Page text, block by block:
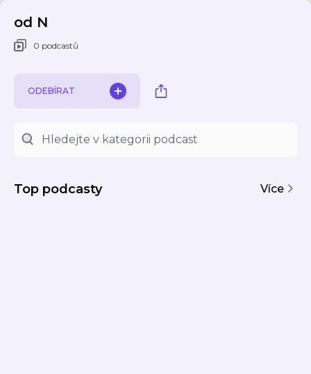
od N
0 podcastů
ODEBÍRAT
Top podcasty Více